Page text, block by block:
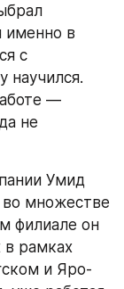
именно в
с
научился.
—
не
Умид
множестве
филиале он
в рамках
и Яро-